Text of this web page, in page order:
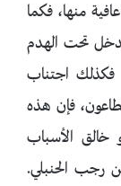
منها، فكما
يَدخل تحت الهدم
فكذلك اجتناب
فإن هذه
خالق الأسباب
رجب الحنبلي.